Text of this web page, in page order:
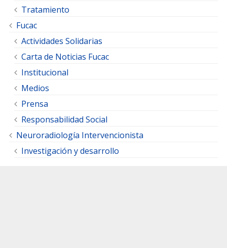
Tratamiento
Fucac
Actividades Solidarias
Carta de Noticias Fucac
Institucional
Medios
Prensa
Responsabilidad Social
Neuroradiología Intervencionista
Investigación y desarrollo